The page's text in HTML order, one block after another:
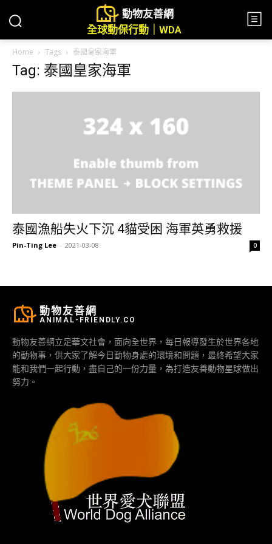
動物友善網
全球動保行動｜WDA
Home Tags 泰國皇家海軍
Tag: 泰國皇家海軍
泰國漁船失火下沉 4貓受困 海軍英勇救援
Pin-Ting Lee - 2021-03-08 0
動物友善網
ANIMAL-FRIENDLY.CO
動物友善網立足華文社會，面向全世界，每日報導發生於世界各地
的動物事，供大家了解今日動物身處的環境和問題，最終希望大家
能和我們一起行動，盡自己的一份力量，為打造友善動物星球做出
努力。